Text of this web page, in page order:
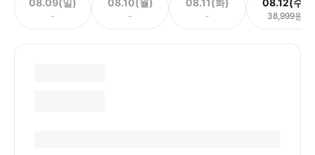
- - - 38,999원